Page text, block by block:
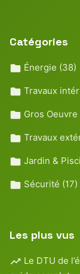
Catégories
Énergie (38)
Travaux
Gros Oeuvre
Travaux
Jardin &
Sécurité (17)
Les plus vus
Le DTU de